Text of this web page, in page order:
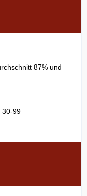
87% und
30-99